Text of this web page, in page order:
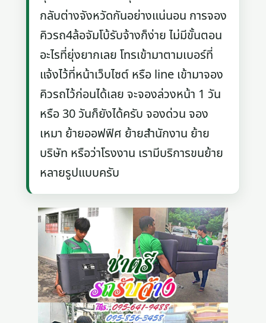
กลับต่างจังหวัดกันอย่างแน่นอน การจอง
คิวรถ4ล้อจัมโบ้รับจ้างก็ง่าย ไม่มีขั้นตอน
อะไรที่ยุ่งยากเลย โทรเข้ามาตามเบอร์ที่
แจ้งไว้ที่หน้าเว็บไซต์ หรือ line เข้ามาจอง
คิวรถไว้ก่อนได้เลย จะจองล่วงหน้า 1 วัน
หรือ 30 วันก็ยังได้ครับ จองด่วน จอง
เหมา ย้ายออฟฟิศ ย้ายสำนักงาน ย้าย
บริษัท หรือว่าโรงงาน เรามีบริการขนย้าย
หลายรูปแบบครับ